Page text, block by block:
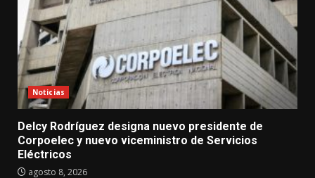
Noticias
Delcy Rodríguez designa nuevo presidente de
Corpoelec y nuevo viceministro de Servicios
Eléctricos
agosto 8, 2026